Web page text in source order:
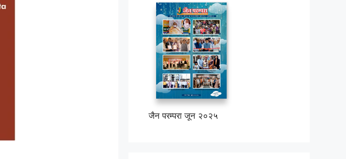
जैन परम्परा जून २०२५